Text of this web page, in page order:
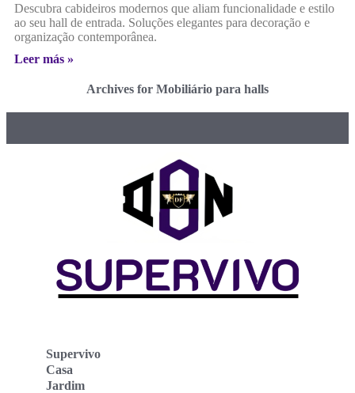
Descubra cabideiros modernos que aliam funcionalidade e estilo
ao seu hall de entrada. Soluções elegantes para decoração e
organização contemporânea.
Leer más »
Archives for Mobiliário para halls
Supervivo
Casa
Jardim